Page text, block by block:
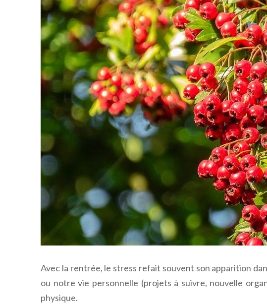
Avec la rentrée, le stress refait souvent son apparition
ou notre vie personnelle (projets à suivre, nouvelle
physique.